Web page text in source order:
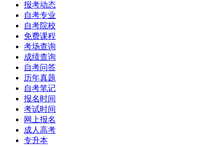
报考动态
自考专业
自考院校
免费课程
考场查询
成绩查询
自考问答
历年真题
自考笔记
报名时间
考试时间
网上报名
成人高考
专升本